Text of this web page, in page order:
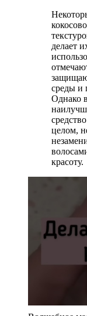
делает
среды и
Однако
целом,
красоту.